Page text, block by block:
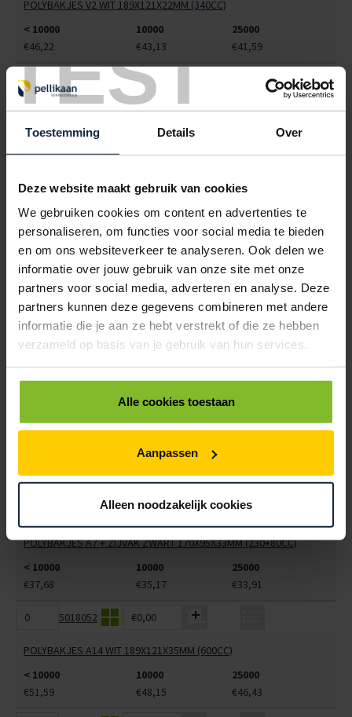
TEST
Toestemming Details Over
Deze website maakt gebruik van cookies
We gebruiken cookies om content en advertenties te
personaliseren, om functies voor social media te bieden
en om ons websiteverkeer te analyseren. Ook delen we
informatie over jouw gebruik van onze site met onze
partners voor social media, adverteren en analyse. Deze
partners kunnen deze gegevens combineren met andere
informatie die je aan ze hebt verstrekt of die ze hebben
verzameld op basis van je gebruik van hun services.
Alle cookies toestaan
Aanpassen
Alleen noodzakelijk cookies
POLYBAKJES V2 WIT 189X121X22MM (340CC)
< 10000
10000
25000
€46,22
€43,13 €41,59
5018043 €0,00
POLYBAKJES V2 ZWART 189X121X22MM (340CC)
< 10000
10000
€53,21
€49,66 €47,88
5018047 €0,00
POLYBAKJES A9 + ZIJVAK WIT 203X95X36MM (350+100CC)
10000
25000
€45,15
€42,14 €40,64
5018048 €0,00
POLYBAKJES A9 + ZIJVAK ZWART 203X95X36MM (350+100CC)
< 10000
10000
25000
€62,73
€58,55 €56,46
€0,00
POLYBAKJES A7 + ZIJVAK WIT 170X95X33MM (230+80CC)
10000
€37,68
€35,17 €33,91
€0,00
POLYBAKJES A7 + ZIJVAK ZWART 170X95X33MM (230+80CC)
< 10000
10000
25000
€37,68
€35,17 €33,91
5018052 €0,00
POLYBAKJES A14 WIT 189X121X35MM (600CC)
< 10000
10000
25000
€51,59
€48,15 €46,43